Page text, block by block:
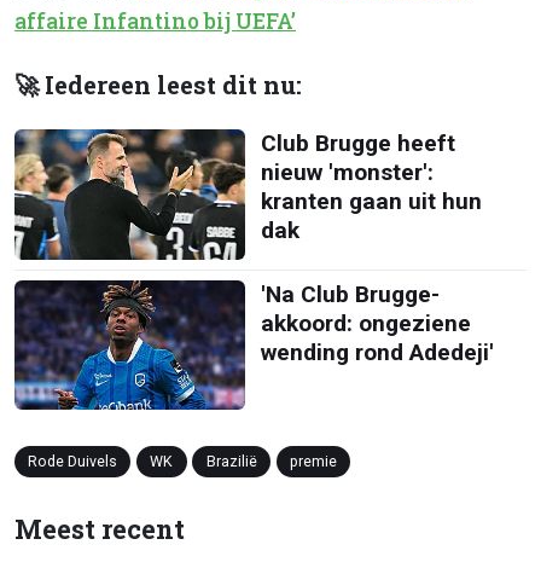
affaire Infantino bij UEFA’
🚀 Iedereen leest dit nu:
Club Brugge heeft
nieuw 'monster':
kranten gaan uit hun
dak
'Na Club Brugge-
akkoord: ongeziene
wending rond Adedeji'
Rode Duivels WK Brazilië premie
Meest recent